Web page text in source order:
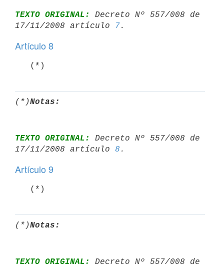
TEXTO ORIGINAL:
Decreto Nº 557/008 de
17/11/2008 artículo
7
Artículo 8
   (*)
(*)Notas:
TEXTO ORIGINAL:
Decreto Nº 557/008 de
17/11/2008 artículo 8
Artículo 9
   (*)
(*)Notas:
TEXTO ORIGINAL:
Decreto Nº 557/008 de